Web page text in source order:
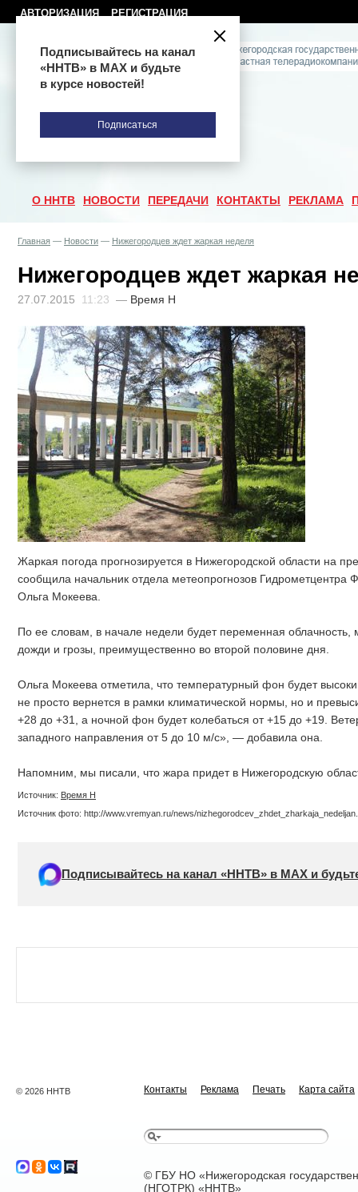
АВТОРИЗАЦИЯ РЕГИСТРАЦИЯ
О ННТВ НОВОСТИ ПЕРЕДАЧИ КОНТАКТЫ РЕКЛАМА
Главная — Новости — Нижегородцев ждет жаркая неделя
Нижегородцев ждет жаркая
27.07.2015 11:23 — Время Н
Жаркая погода прогнозируется в Нижегородской области на
сообщила начальник отдела метеопрогнозов
Ольга Мокеева.
По ее словам, в начале недели будет переменная облачность,
дожди и грозы, преимущественно во второй половине дня.
Ольга Мокеева отметила, что температурный фон будет
не просто вернется в рамки климатической нормы, но и
+28 до +31, а ночной фон будет колебаться от +15 до +19.
западного направления от 5 до 10 м/с», — добавила она.
Напомним, мы писали, что жара придет в Нижегородскую
Источник: Время Н
Источник фото: http://www.vremyan.ru/news/
Подписывайтесь на канал «ННТВ» в МАХ и
© 2026 ННТВ Контакты Реклама Печать Карта сайта
© ГБУ НО «Нижегородская
(НГОТРК) «ННТВ»
Подписывайтесь на канал
«ННТВ» в МАХ и будьте
в курсе новостей!
Подписаться